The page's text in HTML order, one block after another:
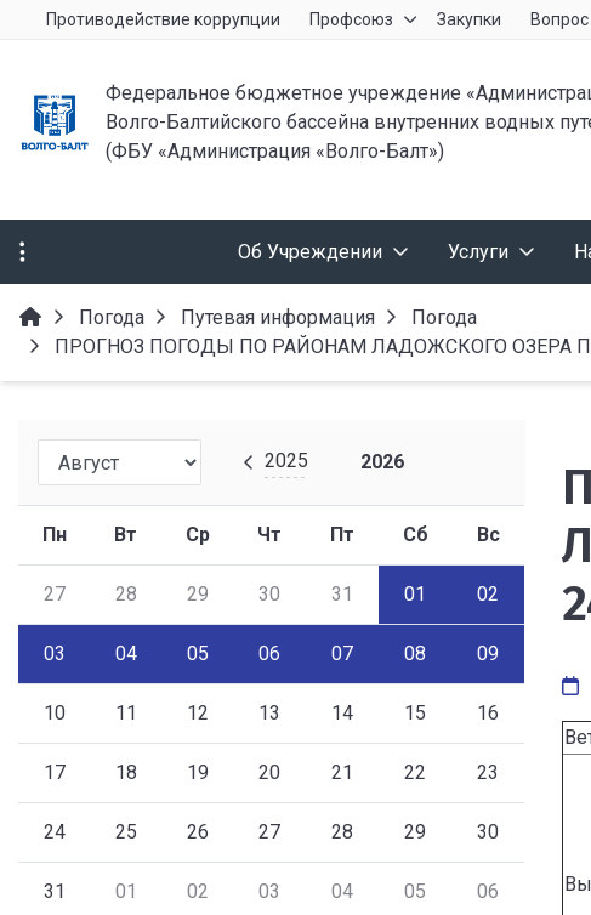
Противодействие коррупции Профсоюз Закупки
Федеральное бюджетное учреждение
Волго-Балтийского бассейна внутренних водных
(ФБУ «Администрация «Волго-Балт»)
Об Учреждении Услуги
Погода Путевая информация
Погода
ПРОГНОЗ ПОГОДЫ ПО РАЙОНАМ ЛАДОЖСКОГО ОЗЕРА
2025 2026
Пн Вт Ср Чт Пт Сб Вс
27 28 29 30 31 01 02
03 04 05 06 07 08 09
10 11 12 13 14 15 16
17 18 19 20 21 22 23
24 25 26 27 28 29 30
31 01 02 03 04 05 06